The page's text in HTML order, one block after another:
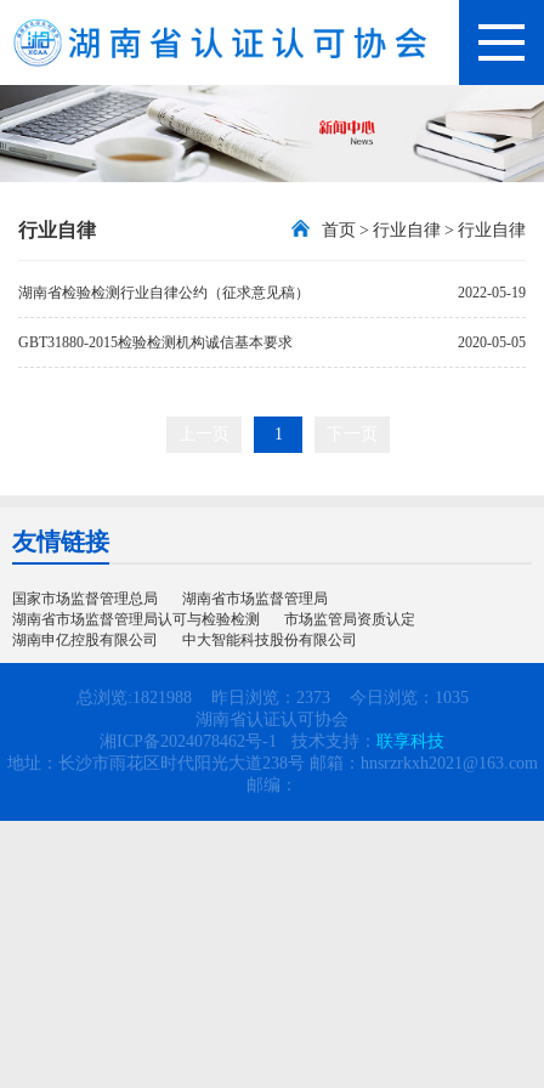
行业自律 首页 > 行业自律 > 行业自律
湖南省检验检测行业自律公约（征求意见稿） 2022-05-19
GBT31880-2015检验检测机构诚信基本要求 2020-05-05
1
友情链接
国家市场监督管理总局
湖南省市场监督管理局
湖南省市场监督管理局认可与检验检测
市场监管局资质认定
湖南申亿控股有限公司
中大智能科技股份有限公司
总浏览:1821988 昨日浏览： 2373今日浏览： 1035
湖南省认证认可协会
湘ICP备2024078462号-1
技术支持： 联享科技
地址：长沙市雨花区时代阳光大道238号 邮箱：hnsrzrkxh2021@163.com
邮编：